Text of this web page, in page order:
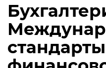
стандарты